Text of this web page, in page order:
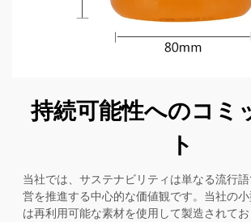
持続可能性へのコミ
ト
当社では、サステナビリティは単なる流行
営を推進する中心的な価値観です。当社の
は再利用可能な素材を使用して製造されて